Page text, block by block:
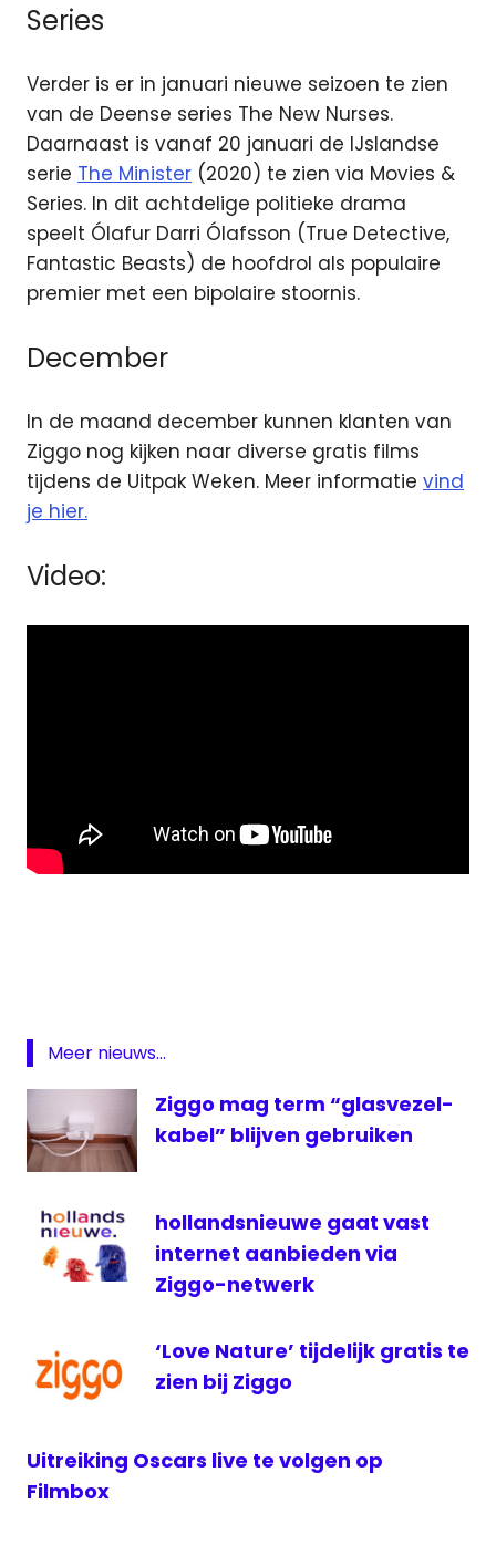
Series
Verder is er in januari nieuwe seizoen te zien
van de Deense series The New Nurses.
Daarnaast is vanaf 20 januari de IJslandse
serie The Minister (2020) te zien via Movies &
Series. In dit achtdelige politieke drama
speelt Ólafur Darri Ólafsson (True Detective,
Fantastic Beasts) de hoofdrol als populaire
premier met een bipolaire stoornis.
December
In de maand december kunnen klanten van
Ziggo nog kijken naar diverse gratis films
tijdens de Uitpak Weken. Meer informatie vind
je hier.
Video:
Series
On
Demand
televisie
ziggo
Meer nieuws...
Ziggo mag term “glasvezel-
kabel” blijven gebruiken
hollandsnieuwe gaat vast
internet aanbieden via
Ziggo-netwerk
‘Love Nature’ tijdelijk gratis te
zien bij Ziggo
Uitreiking Oscars live te volgen op
Filmbox